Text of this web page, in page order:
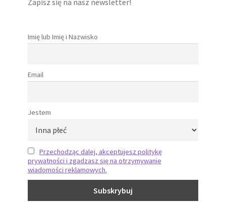
Imię lub Imię i Nazwisko
Email
Jestem
Przechodząc dalej, akceptujesz politykę
prywatności i zgadzasz się na otrzymywanie
wiadomości reklamowych.